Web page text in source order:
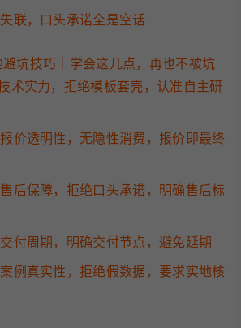
联，口头承诺全是空话
坑技巧｜学会这几点，再也不被坑
术实力，拒绝模板套壳，认准自主研
价透明性，无隐性消费，报价即最终
后保障，拒绝口头承诺，明确售后标
付周期，明确交付节点，避免延期
例真实性，拒绝假数据，要求实地核